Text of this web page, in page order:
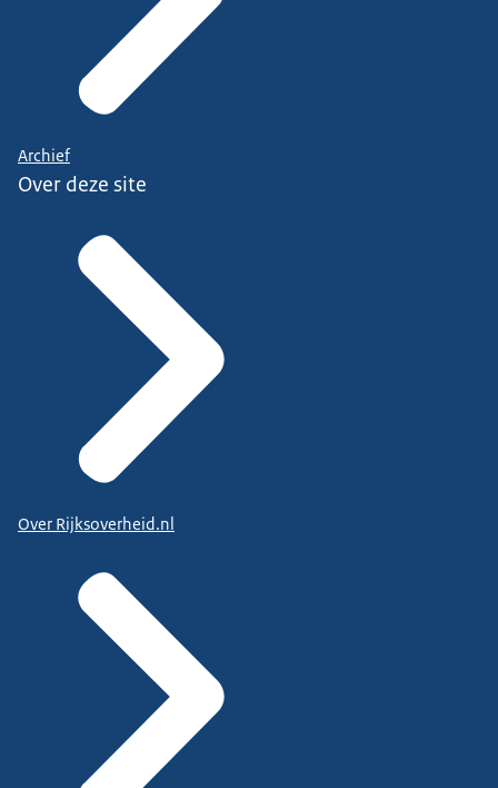
Archief
Over deze site
Over Rijksoverheid.nl